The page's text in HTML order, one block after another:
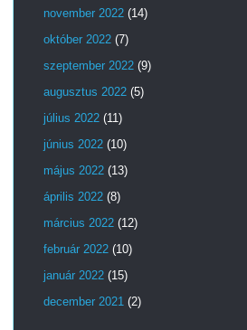
november 2022 (14)
október 2022 (7)
szeptember 2022 (9)
augusztus 2022 (5)
július 2022 (11)
június 2022 (10)
május 2022 (13)
április 2022 (8)
március 2022 (12)
február 2022 (10)
január 2022 (15)
december 2021 (2)